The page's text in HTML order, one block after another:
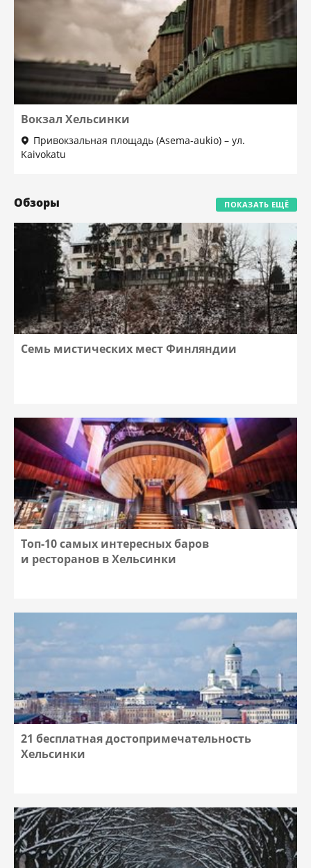
Вокзал Хельсинки
Привокзальная площадь (Asema-aukio) – ул.
Kaivokatu
Обзоры ПОКАЗАТЬ ЕЩЁ
Семь мистических мест Финляндии
Топ-10 самых интересных баров
и ресторанов в Хельсинки
21 бесплатная достопримечательность
Хельсинки